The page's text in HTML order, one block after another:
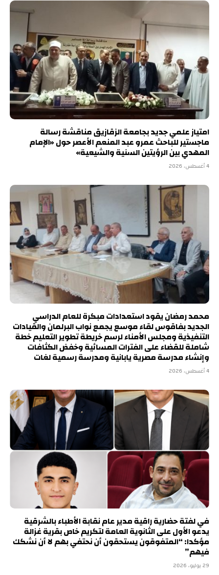
امتياز علمي جديد بجامعة الزقازيق مناقشة رسالة
ماجستير للباحث عمرو عبد المنعم الأعصر حول «الإمام
المهدي بين الرؤيتين السنية والشيعية»
4 أغسطس، 2026
محمد رمضان يقود استعدادات مبكرة للعام الدراسي
الجديد بفاقوس لقاء موسع يجمع نواب البرلمان والقيادات
التنفيذية ومجلس الأمناء لرسم خريطة تطوير التعليم خطة
شاملة للقضاء على الفترات المسائية وخفض الكثافات
وإنشاء مدرسة مصرية يابانية ومدرسة رسمية لغات
4 أغسطس، 2026
في لفتة حضارية راقية مدير عام نقابة الأطباء بالشرقية
يدعو الأول على الثانوية العامة لتكريم خاص بقرية غزالة
مؤكدا: “المتفوقون يستحقون أن نحتفي بهم لا أن نشكك
فيهم”
29 يوليو، 2026